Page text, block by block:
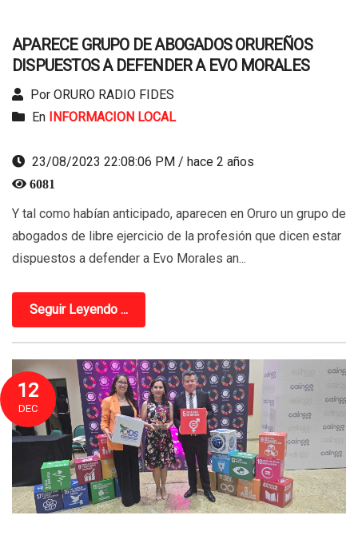
APARECE GRUPO DE ABOGADOS ORUREÑOS
DISPUESTOS A DEFENDER A EVO MORALES
Por ORURO RADIO FIDES
En
INFORMACION LOCAL
23/08/2023 22:08:06 PM / hace 2 años
6081
Y tal como habían anticipado, aparecen en Oruro un grupo de
abogados de libre ejercicio de la profesión que dicen estar
dispuestos a defender a Evo Morales an...
Seguir Leyendo ...
12
DEC